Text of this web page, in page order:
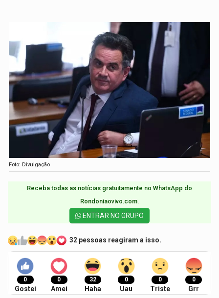
Foto: Divulgação
Receba todas as notícias gratuitamente no WhatsApp do
Rondoniaovivo.com.​
ENTRAR NO GRUPO
32 pessoas reagiram a isso.
0
Gostei
0
Amei
32
Haha
0
Uau
0
Triste
0
Grr